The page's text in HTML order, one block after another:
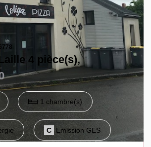
4 pièce(s),
1 chambre(s)
C Emission GES